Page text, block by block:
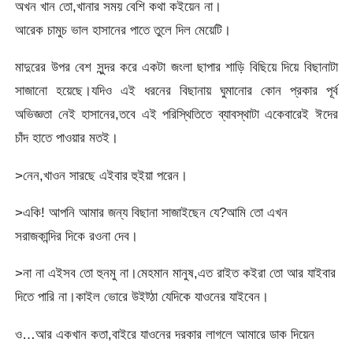
অখন খান তো,খানার সময় বেশি কথা কইয়েন না।
আরেক চামুচ ভাল হাসানের পাতে তুলে দিল মেয়েটি।
মাদুরের উপর বেশ সুন্দর করে একটা জংলা ছাপার শাড়ি বিছিয়ে দিয়ে বিছানাটা
সাজানো হয়েছে।যদিও এই ধরনের বিছানায় ঘুমানোর কোন প্রকার পূর্ব
অভিজ্ঞতা নেই হাসানের,তবে এই পরিস্থিতিতে ব্যাবস্থাটা একেবারেই ঈদের
চাঁদ হাতে পাওয়ার মতই।
>নেন,খাওন সারছে এইবার হুইয়া পরেন।
>একি! আপনি আমার জন্য বিছানা সাজাইছেন যে?আমি তো এখন
সরাজকান্দির দিকে রওনা দেব।
>না না এইসব তো হুনমু না।মেহমান মানুষ,এত রাইত কইরা তো আর যাইবার
দিতে পারি না।কাইল ভোরে উইট্ঠা যেদিকে যাওনের যাইবেন।
ও…আর একখান কতা,বাইরে যাওনের দরকার লাগলে আমারে ডাক দিয়েন